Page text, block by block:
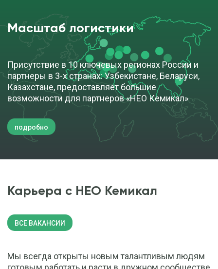
Масштаб логистики
Присутствие в 10 ключевых регионах России и
партнеры в 3-х странах: Узбекистане, Беларуси,
Казахстане, предоставляет большие
возможности для партнеров «НЕО Кемикал»
подробно
Карьера с НЕО Кемикал
ВСЕ ВАКАНСИИ
Мы всегда открыты новым талантливым людям